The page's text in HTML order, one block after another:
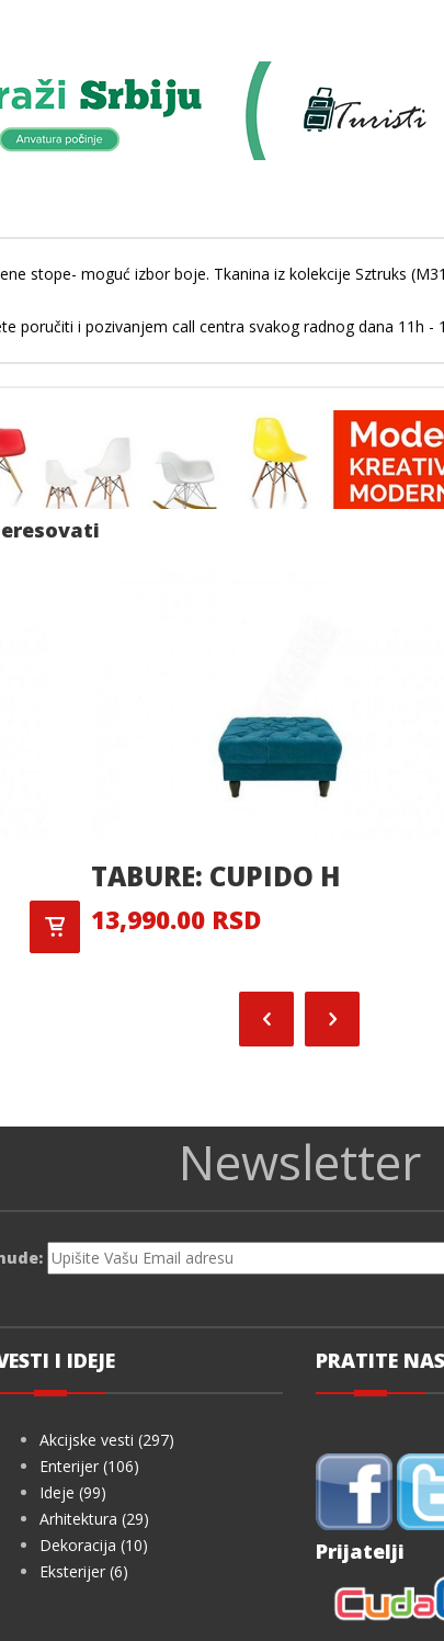
stope- moguć izbor boje. Tkanina iz kolekcije Sztruks
poručiti i pozivanjem call centra svakog radnog dana 11h -
TABURE: CUPIDO H
13,990.00 RSD
Newsletter
I IDEJE
Akcijske vesti (297)
Enterijer (106)
Ideje (99)
Arhitektura (29)
Dekoracija (10)
Eksterijer (6)
PRATITE
Prijatelji